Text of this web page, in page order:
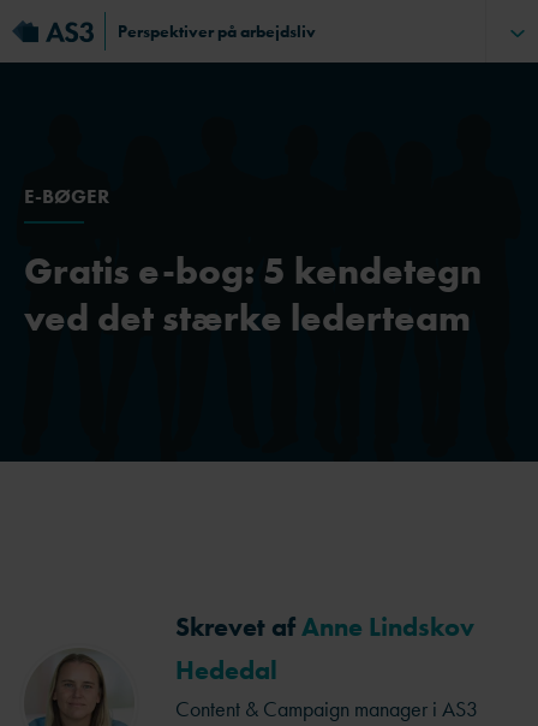
Perspektiver på arbejdsliv
E-BØGER
Gratis e-bog: 5 kendetegn
ved det stærke lederteam
Skrevet afAnne Lindskov
Hededal
Content & Campaign manager i AS3